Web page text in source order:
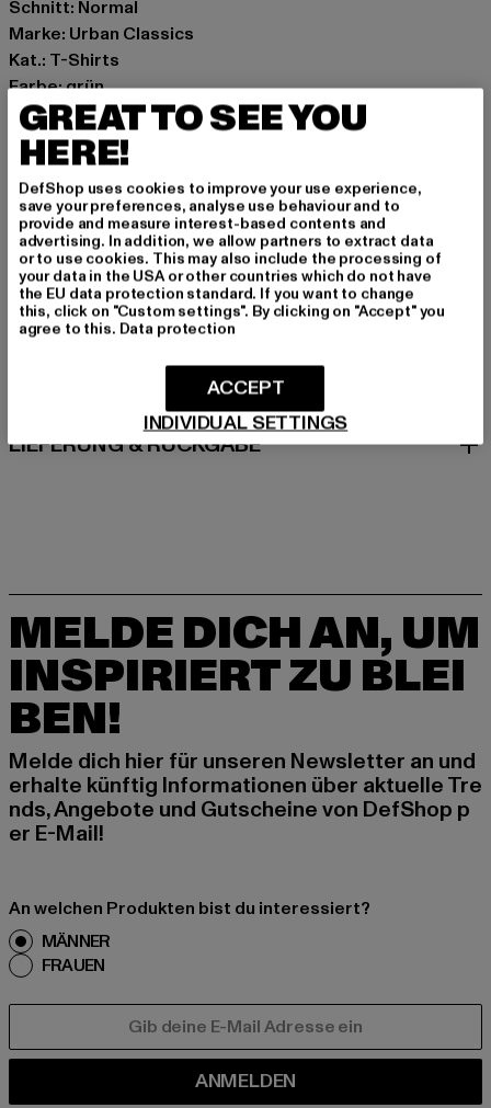
Schnitt: Normal
Marke: Urban Classics
Kat.: T-Shirts
Farbe: grün
Hersteller Farbe: bottlegreen
Materialzusammensetzung: 100% Baumwolle
Art.Nr: UCK7336-02245
Hersteller: TB International GmbH |info@tbint.de
Dr.-Robert-Murjahn-Straße 7 | 64372 Ober-Ramstadt |
DE
GRÖSSE & PASSFORM
LIEFERUNG & RÜCKGABE
MELDE DICH AN, UM
INSPIRIERT ZU BLEI
BEN!
Melde dich hier für unseren Newsletter an und
erhalte künftig Informationen über aktuelle Tre
nds, Angebote und Gutscheine von DefShop p
er E-Mail!
An welchen Produkten bist du interessiert?
MÄNNER
FRAUEN
ANMELDEN
GREAT TO SEE YOU
HERE!
DefShop uses cookies to improve your use experience,
save your preferences, analyse use behaviour and to
provide and measure interest-based contents and
advertising. In addition, we allow partners to extract data
or to use cookies. This may also include the processing of
your data in the USA or other countries which do not have
the EU data protection standard. If you want to change
this, click on "Custom settings". By clicking on "Accept" you
agree to this. Data protection
INDIVIDUAL SETTINGS
ACCEPT